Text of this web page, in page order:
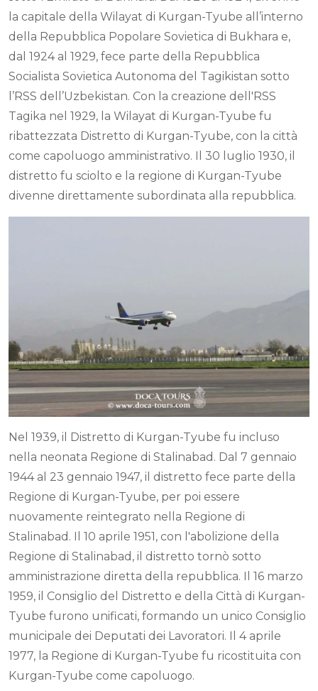
la capitale della Wilayat di Kurgan-Tyube all’interno
della Repubblica Popolare Sovietica di Bukhara e,
dal 1924 al 1929, fece parte della Repubblica
Socialista Sovietica Autonoma del Tagikistan sotto
l’RSS dell’Uzbekistan. Con la creazione dell'RSS
Tagika nel 1929, la Wilayat di Kurgan-Tyube fu
ribattezzata Distretto di Kurgan-Tyube, con la città
come capoluogo amministrativo. Il 30 luglio 1930, il
distretto fu sciolto e la regione di Kurgan-Tyube
divenne direttamente subordinata alla repubblica.
Nel 1939, il Distretto di Kurgan-Tyube fu incluso
nella neonata Regione di Stalinabad. Dal 7 gennaio
1944 al 23 gennaio 1947, il distretto fece parte della
Regione di Kurgan-Tyube, per poi essere
nuovamente reintegrato nella Regione di
Stalinabad. Il 10 aprile 1951, con l'abolizione della
Regione di Stalinabad, il distretto tornò sotto
amministrazione diretta della repubblica. Il 16 marzo
1959, il Consiglio del Distretto e della Città di Kurgan-
Tyube furono unificati, formando un unico Consiglio
municipale dei Deputati dei Lavoratori. Il 4 aprile
1977, la Regione di Kurgan-Tyube fu ricostituita con
Kurgan-Tyube come capoluogo.